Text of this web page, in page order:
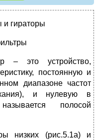
и гираторы
– это устройство,
постоянную и
диапазоне частот
и нулевую в
полосой
низких (рис.5.1а) и